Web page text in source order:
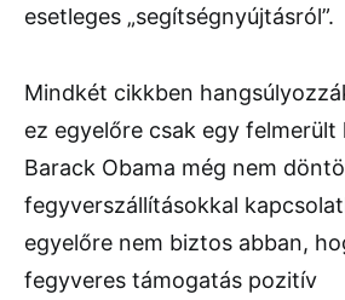
esetleges „segítségnyújtásról”.
Mindkét cikkben
ez egyelőre csak egy felmerült
Barack Obama még nem
fegyverszállításokkal
egyelőre nem biztos abban,
fegyveres támogatás pozitív